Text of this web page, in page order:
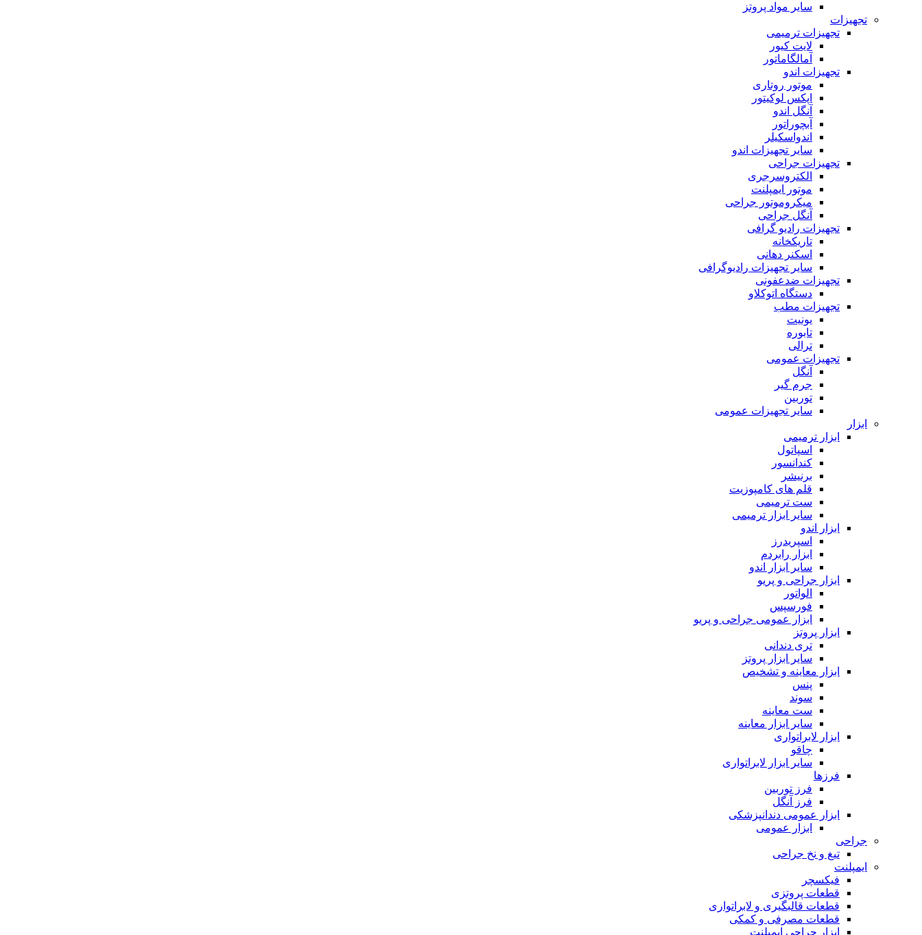
سایر مواد پروتز
تجهیزات
تجهیزات ترمیمی
لایت کیور
آمالگاماتور
تجهیزات اندو
موتور روتاری
اپکس لوکیتور
آنگل اندو
آبچوراتور
اندواسکیلر
سایر تجهیزات اندو
تجهیزات جراحی
الکتروسرجری
موتور ایمپلنت
میکروموتور جراحی
آنگل جراحی
تجهیزات رادیو گرافی
تاریکخانه
اسکنر دهانی
سایر تجهیزات رادیوگرافی
تجهیزات ضدعفونی
دستگاه اتوکلاو
تجهیزات مطب
یونیت
تابوره
ترالی
تجهیزات عمومی
آنگل
جرم گیر
توربین
سایر تجهیزات عمومی
ابزار
ابزار ترمیمی
اسپاتول
کندانسور
برنیشر
قلم های کامپوزیت
ست ترمیمی
سایر ابزار ترمیمی
ابزار اندو
اسپریدرز
ابزار رابردم
سایر ابزار اندو
ابزار جراحی و پریو
الواتور
فورسپس
ابزار عمومی جراحی و پریو
ابزار پروتز
تری دندانی
سایر ابزار پروتز
ابزار معاینه و تشخیص
پنس
سوند
ست معاینه
سایر ابزار معاینه
ابزار لابراتواری
چاقو
سایر ابزار لابراتواری
فرزها
فرز توربین
فرز آنگل
ابزار عمومی دندانپزشکی
ابزار عمومی
جراحی
تیغ و نخ جراحی
ایمپلنت
فیکسچر
قطعات پروتزی
قطعات قالبگیری و لابراتواری
قطعات مصرفی و کمکی
ابزار جراحی ایمپلنت